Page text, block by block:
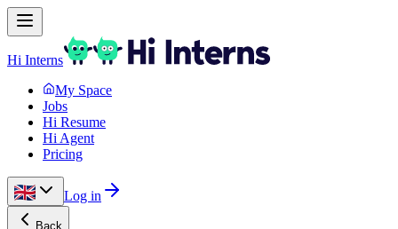
Hi Interns
My Space
Jobs
Hi Resume
Hi Agent
Pricing
Log in
Back